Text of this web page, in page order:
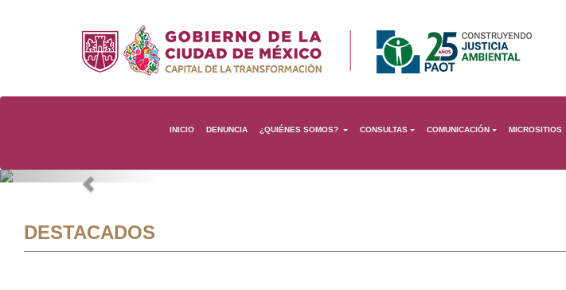
INICIO DENUNCIA ¿QUIÉNES SOMOS? CONSULTAS COMUNICACIÓN MICROSITIOS
Previous
DESTACADOS